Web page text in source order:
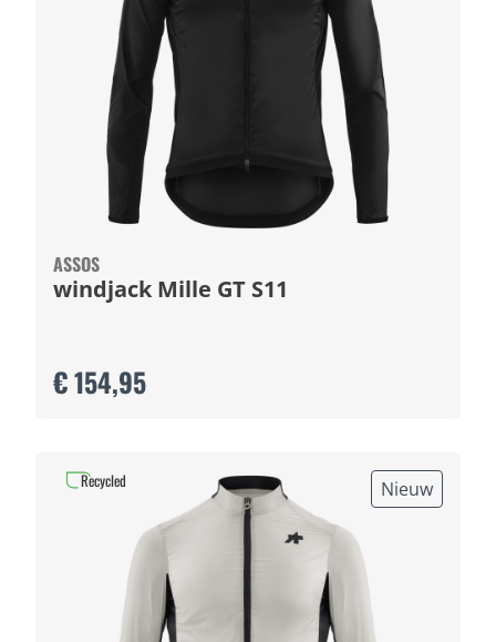
ASSOS
windjack Mille GT S11
€ 154,95
Nieuw
Recycled